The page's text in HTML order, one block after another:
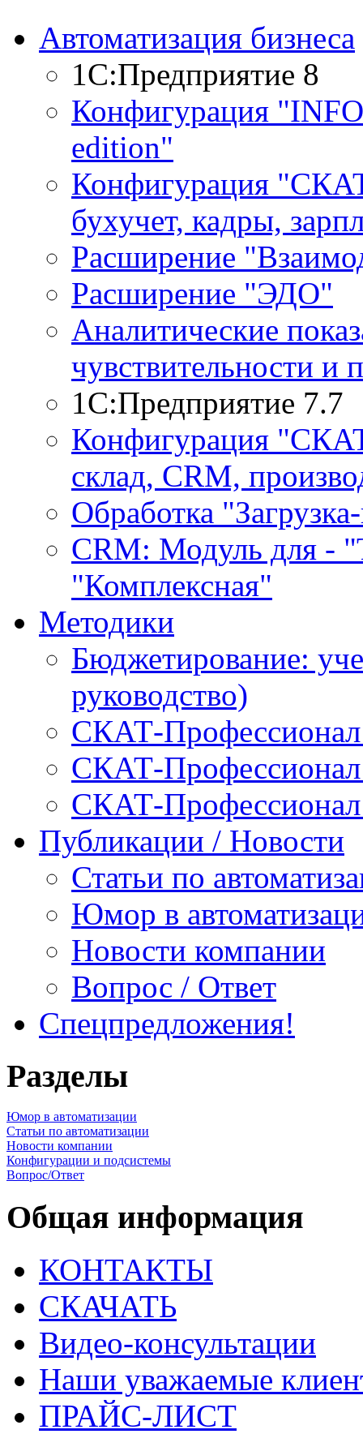
Автоматизация бизнеса
1С:Предприятие 8
Конфигурация
edition"
Конфигурация
бухучет, кадры,
Расширение
Расширение "ЭДО"
Аналитические
чувствительности и
1С:Предприятие 7.7
Конфигурация
склад, CRM,
Обработка
CRM: Модуль для -
"Комплексная"
Методики
Бюджетирование:
руководство)
СКАТ-
СКАТ-
СКАТ-
Публикации / Новости
Статьи по
Юмор в
Новости компании
Вопрос / Ответ
Спецпредложения!
Разделы
Юмор в автоматизации
Статьи по автоматизации
Новости компании
Конфигурации и подсистемы
Вопрос/Ответ
Общая информация
КОНТАКТЫ
СКАЧАТЬ
Видео-консультации
Наши уважаемые
ПРАЙС-ЛИСТ